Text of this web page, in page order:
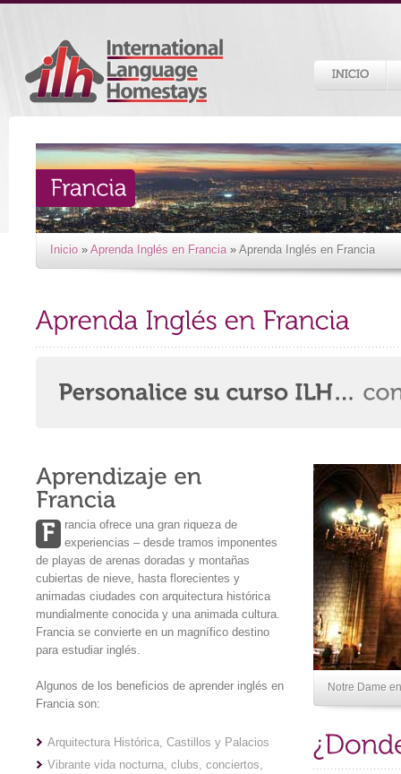
Inicio » Aprenda Inglés en Francia » Aprenda Inglés en Francia
rancia ofrece una gran riqueza de
experiencias – desde tramos imponentes
de playas de arenas doradas y montañas
cubiertas de nieve, hasta florecientes y
animadas ciudades con arquitectura histórica
mundialmente conocida y una animada cultura.
Francia se convierte en un magnífico destino
para estudiar inglés.
Algunos de los beneficios de aprender inglés en
Francia son:
Arquitectura Histórica, Castillos y Palacios
Vibrante vida nocturna, clubs, conciertos,
Notre Dame